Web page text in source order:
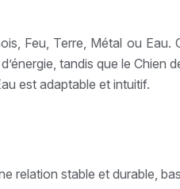
Feu, Terre, Métal ou
tandis que le
est adaptable et intuitif.
relation stable et durable,